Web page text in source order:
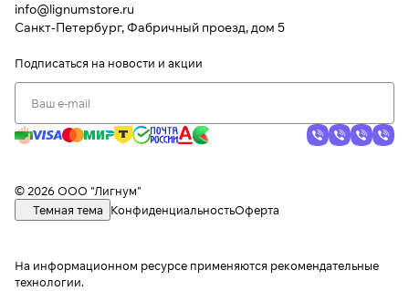
info@lignumstore.ru
Санкт-Петербург, Фабричный проезд, дом 5
Подписаться на новости и акции
© 2026 ООО "Лигнум"
Темная тема
КонфиденциальностьОферта
На информационном ресурсе применяются рекомендательные
технологии.